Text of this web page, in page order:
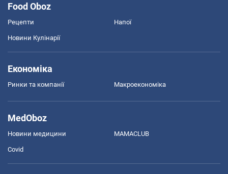
Food Oboz
Рецепти Напої
Новини Кулінарії
Економіка
Ринки та компанії Макроекономіка
MedOboz
Новини медицини MAMACLUB
Covid